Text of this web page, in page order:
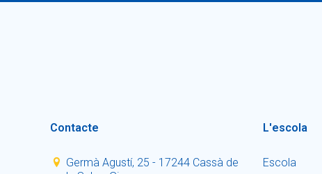
Contacte
Germà Agustí, 25 - 17244 Cassà de
L'escola
Escola